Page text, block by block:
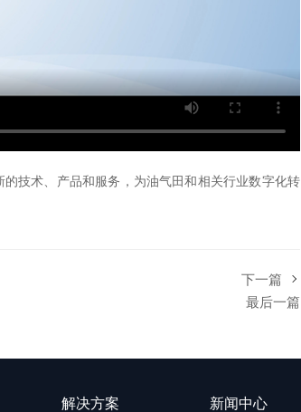
技术、产品和服务，为油气田和相关行业数字化转
下一篇
最后一篇
解决方案 新闻中心